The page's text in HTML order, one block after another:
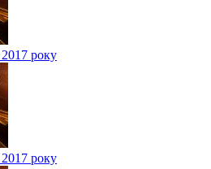
року
року